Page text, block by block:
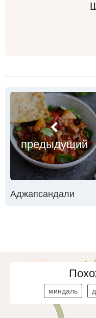
предыдущий
Аджапсандали
миндаль